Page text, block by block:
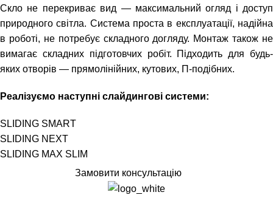
Скло не перекриває вид — максимальний огляд і доступ
природного світла. Система проста в експлуатації, надійна
в роботі, не потребує складного догляду. Монтаж також не
вимагає складних підготовчих робіт. Підходить для будь-
яких отворів — прямолінійних, кутових, П-подібних.
Реалізуємо наступні слайдингові системи:
SLIDING SMART
SLIDING NEXT
SLIDING MAX SLIM
Замовити консультацію